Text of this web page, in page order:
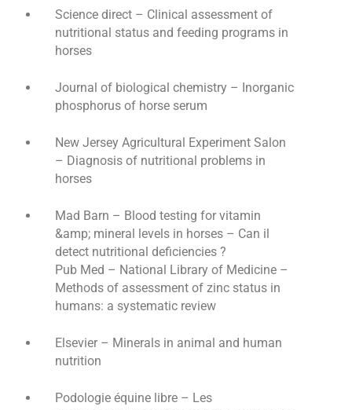
Science direct – Clinical assessment of
nutritional status and feeding programs in
horses
Journal of biological chemistry – Inorganic
phosphorus of horse serum
New Jersey Agricultural Experiment Salon
– Diagnosis of nutritional problems in
horses
Mad Barn – Blood testing for vitamin
&amp; mineral levels in horses – Can il
detect nutritional deficiencies ?
Pub Med – National Library of Medicine –
Methods of assessment of zinc status in
humans: a systematic review
Elsevier – Minerals in animal and human
nutrition
Podologie équine libre – Les